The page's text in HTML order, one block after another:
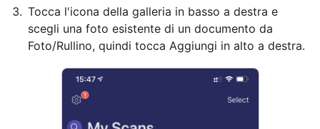
Tocca l'icona della galleria in basso a destra e
scegli una foto esistente di un documento da
Foto/Rullino, quindi tocca Aggiungi in alto a destra.